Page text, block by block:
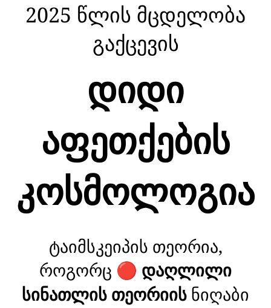
2025 წლის მცდელობა
გაქცევის
დიდი
აფეთქების
კოსმოლოგია
ტაიმსკეიპის თეორია,
როგორც 🔴 დაღლილი
სინათლის თეორიის ნიღაბი